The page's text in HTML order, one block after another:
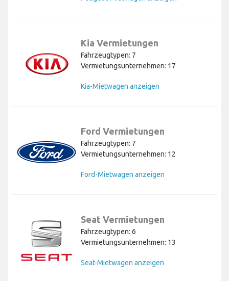
Kia Vermietungen
Fahrzeugtypen: 7
Vermietungsunternehmen: 17
Kia-Mietwagen anzeigen
Ford Vermietungen
Fahrzeugtypen: 7
Vermietungsunternehmen: 12
Ford-Mietwagen anzeigen
Seat Vermietungen
Fahrzeugtypen: 6
Vermietungsunternehmen: 13
Seat-Mietwagen anzeigen